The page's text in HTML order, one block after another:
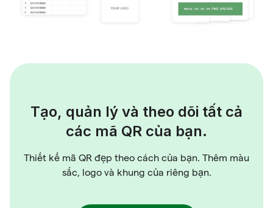
Tạo, quản lý và theo dõi tất cả
các mã QR của bạn.
Thiết kế mã QR đẹp theo cách của bạn. Thêm màu
sắc, logo và khung của riêng bạn.